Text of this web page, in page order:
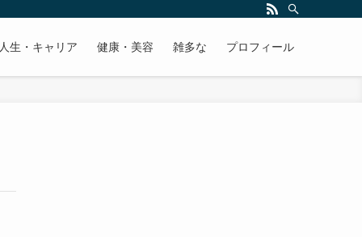
人生・キャリア 健康・美容 雑多な プロフィール